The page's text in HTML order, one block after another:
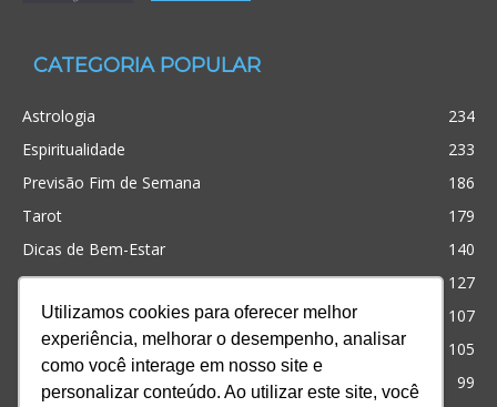
Utilizamos cookies para oferecer melhor
experiência, melhorar o desempenho, analisar
como você interage em nosso site e
personalizar conteúdo. Ao utilizar este site, você
CATEGORIA POPULAR
Astrologia
234
Espiritualidade
233
Previsão Fim de Semana
186
Tarot
179
Dicas de Bem-Estar
140
Cristianismo
127
Simpatias
107
Significado dos sonhos
105
99